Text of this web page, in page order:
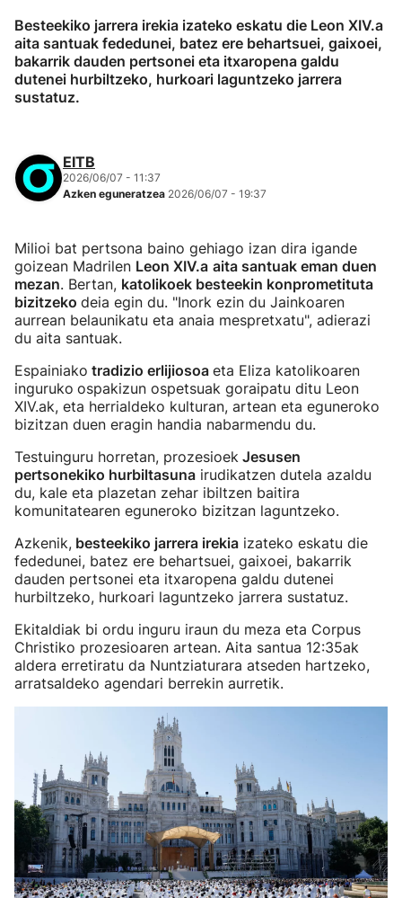
Besteekiko jarrera irekia izateko eskatu die Leon XIV.a
aita santuak fededunei, batez ere behartsuei, gaixoei,
bakarrik dauden pertsonei eta itxaropena galdu
dutenei hurbiltzeko, hurkoari laguntzeko jarrera
sustatuz.
EITB
2026/06/07 - 11:37
Azken eguneratzea 2026/06/07 - 19:37
Milioi bat pertsona baino gehiago izan dira igande
goizean Madrilen Leon XIV.a aita santuak eman duen
mezan. Bertan, katolikoek besteekin konprometituta
bizitzeko deia egin du. "Inork ezin du Jainkoaren
aurrean belaunikatu eta anaia mespretxatu", adierazi
du aita santuak.
Espainiako tradizio erlijiosoa eta Eliza katolikoaren
inguruko ospakizun ospetsuak goraipatu ditu Leon
XIV.ak, eta herrialdeko kulturan, artean eta eguneroko
bizitzan duen eragin handia nabarmendu du.
Testuinguru horretan, prozesioek Jesusen
pertsonekiko hurbiltasuna irudikatzen dutela azaldu
du, kale eta plazetan zehar ibiltzen baitira
komunitatearen eguneroko bizitzan laguntzeko.
Azkenik, besteekiko jarrera irekia izateko eskatu die
fededunei, batez ere behartsuei, gaixoei, bakarrik
dauden pertsonei eta itxaropena galdu dutenei
hurbiltzeko, hurkoari laguntzeko jarrera sustatuz.
Ekitaldiak bi ordu inguru iraun du meza eta Corpus
Christiko prozesioaren artean. Aita santua 12:35ak
aldera erretiratu da Nuntziaturara atseden hartzeko,
arratsaldeko agendari berrekin aurretik.